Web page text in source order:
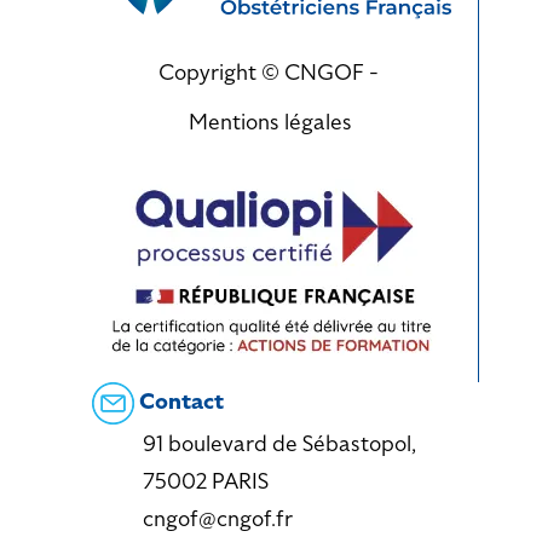
Copyright © CNGOF -
Mentions légales
Contact
91 boulevard de Sébastopol,
75002 PARIS
cngof@cngof.fr